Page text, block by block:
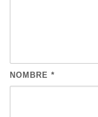
NOMBRE *